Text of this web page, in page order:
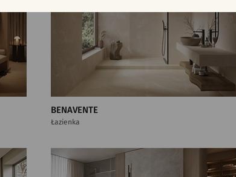
BENAVENTE
Łazienka